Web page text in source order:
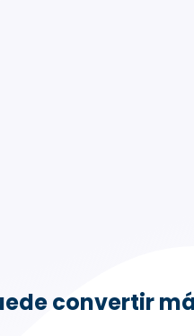
empresas de bienestar y
convertir